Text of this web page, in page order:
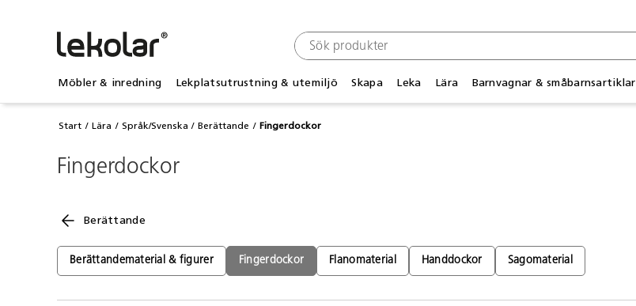
Möbler & inredning Lekplatsutrustning & utemiljö Skapa Leka Lära Barnvagnar & småbarnsartiklar
Start Lära Språk/Svenska Berättande Fingerdockor
Fingerdockor
Berättande
Berättandematerial & figurer Fingerdockor Flanomaterial Handdockor Sagomaterial